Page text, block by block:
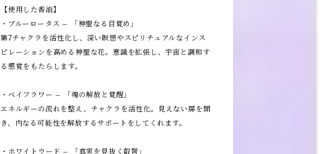
【使用した香油】
・ブルーロータス – 「神聖なる目覚め」
第7チャクラを活性化し、深い瞑想やスピリチュアルなインス
ピレーションを高める神聖な花。意識を拡張し、宇宙と調和す
る感覚をもたらします。
・ベイフラワー – 「魂の解放と覚醒」
エネルギーの流れを整え、チャクラを活性化。見えない扉を開
き、内なる可能性を解放するサポートをしてくれます。
・ホワイトウード – 「真実を見抜く叡智」